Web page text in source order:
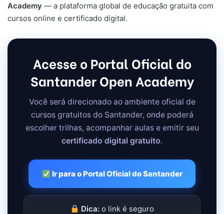
Academy — a plataforma global de educação gratuita com
cursos online e certificado digital.
Acesse o Portal Oficial do
Santander Open Academy
Você será direcionado ao ambiente oficial de
cursos gratuitos do Santander, onde poderá
escolher trilhas, acompanhar aulas e emitir seu
certificado digital gratuito.
Ir para o Portal Oficial do Santander
Dica:o link é seguro